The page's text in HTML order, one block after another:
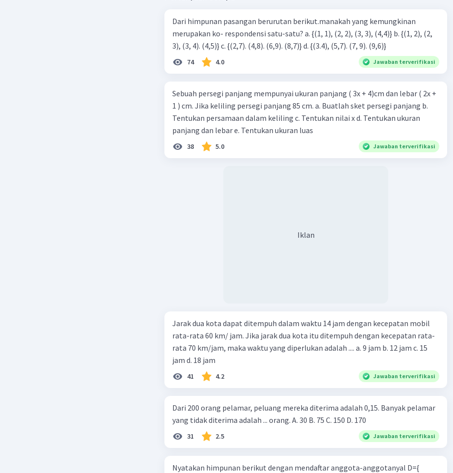
= 18/4
= 4,5
Jadi, jawaban yang benar adalah C.
Beri Rating·0.0(0) Balas
Dari himpunan pasangan berurutan berikut.manakah yang kemungkinan
merupakan ko- respondensi satu-satu? a. {(1, 1), (2, 2), (3, 3), (4,4)} b. {(1, 2), (2,
3), (3, 4). (4,5)} c. {(2,7). (4,8). (6,9). (8,7)} d. {(3.4), (5,7). (7, 9). (9,6)}
74 4.0 Jawaban terverifikasi
Sebuah persegi panjang mempunyai ukuran panjang ( 3x + 4)cm dan lebar ( 2x +
1 ) cm. Jika keliling persegi panjang 85 cm. a. Buatlah sket persegi panjang b.
Tentukan persamaan dalam keliling c. Tentukan nilai x d. Tentukan ukuran
panjang dan lebar e. Tentukan ukuran luas
38 5.0 Jawaban terverifikasi
Iklan
Jarak dua kota dapat ditempuh dalam waktu 14 jam dengan kecepatan mobil
rata-rata 60 km/ jam. Jika jarak dua kota itu ditempuh dengan kecepatan rata-
rata 70 km/jam, maka waktu yang diperlukan adalah .... a. 9 jam b. 12 jam c. 15
jam d. 18 jam
41 4.2 Jawaban terverifikasi
Dari 200 orang pelamar, peluang mereka diterima adalah 0,15. Banyak pelamar
yang tidak diterima adalah ... orang. A. 30 B. 75 C. 150 D. 170
31 2.5 Jawaban terverifikasi
Nyatakan himpunan berikut dengan mendaftar anggota-anggotanyal D={